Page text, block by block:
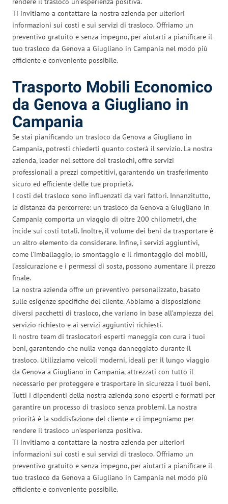
Ti invitiamo a contattare la nostra azienda per ulteriori
informazioni sui costi e sui servizi di trasloco. Offriamo un
preventivo gratuito e senza impegno, per aiutarti a pianificare il
tuo trasloco da Genova a Giugliano in Campania nel modo più
efficiente e conveniente possibile.
Trasporto Mobili Economico
da Genova a Giugliano in
Campania
Se stai pianificando un trasloco da Genova a Giugliano in
Campania, potresti chiederti quanto costerà il servizio. La nostra
azienda, leader nel settore dei traslochi, offre servizi
professionali a prezzi competitivi, garantendo un trasferimento
sicuro ed efficiente delle tue proprietà.
I costi del trasloco sono influenzati da vari fattori. Innanzitutto,
la distanza da percorrere: un trasloco da Genova a Giugliano in
Campania comporta un viaggio di oltre 200 chilometri, che
incide sui costi totali. Inoltre, il volume dei beni da trasportare è
un altro elemento da considerare. Infine, i servizi aggiuntivi,
come l’imballaggio, lo smontaggio e il rimontaggio dei mobili,
l’assicurazione e i permessi di sosta, possono aumentare il prezzo
finale.
La nostra azienda offre un preventivo personalizzato, basato
sulle esigenze specifiche del cliente. Abbiamo a disposizione
diversi pacchetti di trasloco, che variano in base all’ampiezza del
servizio richiesto e ai servizi aggiuntivi richiesti.
Il nostro team di traslocatori esperti maneggia con cura i tuoi
beni, garantendo che nulla venga danneggiato durante il
trasloco. Utilizziamo veicoli moderni, ideali per il lungo viaggio
da Genova a Giugliano in Campania, attrezzati con tutto il
necessario per proteggere e trasportare in sicurezza i tuoi beni.
Tutti i dipendenti della nostra azienda sono esperti e formati per
garantire un processo di trasloco senza problemi. La nostra
priorità è la soddisfazione del cliente e ci impegniamo per
rendere il trasloco un’esperienza positiva.
Ti invitiamo a contattare la nostra azienda per ulteriori
informazioni sui costi e sui servizi di trasloco. Offriamo un
preventivo gratuito e senza impegno, per aiutarti a pianificare il
tuo trasloco da Genova a Giugliano in Campania nel modo più
efficiente e conveniente possibile.